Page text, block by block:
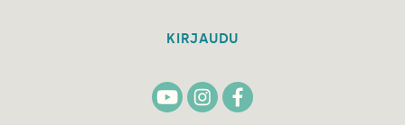
KIRJAUDU